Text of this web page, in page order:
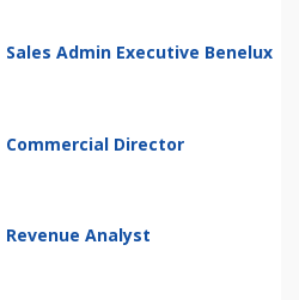
Sales Admin Executive Benelux
Commercial Director
Revenue Analyst